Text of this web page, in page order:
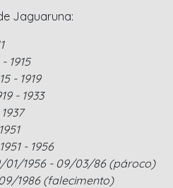
Jaguaruna:
1915
- 1919
- 1933
- 1956
01/1956 - 09/03/86 (pároco)
1986 (falecimento)